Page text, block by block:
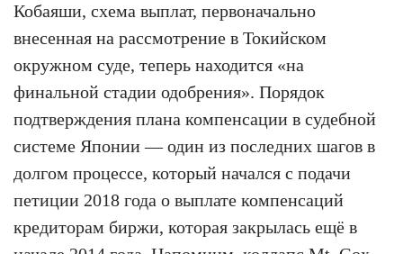
Кобаяши, схема выплат, первоначально
внесенная на рассмотрение в Токийском
окружном суде, теперь находится «на
финальной стадии одобрения». Порядок
подтверждения плана компенсации в судебной
системе Японии — один из последних шагов в
долгом процессе, который начался с подачи
петиции 2018 года о выплате компенсаций
кредиторам биржи, которая закрылась ещё в